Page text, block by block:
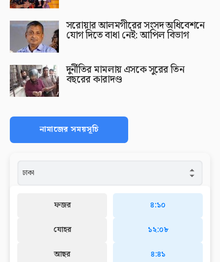
সরোয়ার আলমগীরের সংসদ অধিবেশনে
যোগ দিতে বাধা নেই: আপিল বিভাগ
দুর্নীতির মামলায় এসকে সুরের তিন
বছরের কারাদণ্ড
নামাজের সময়সূচি
ফজর
যোহর
আছর
৪:১০
১২:০৮
৪:৪১